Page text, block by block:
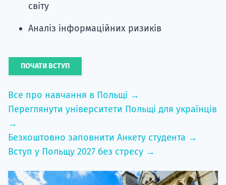
світу
Аналіз інформаційних ризиків
ПОЧАТИ ВСТУП
Все про навчання в Польщі →
Переглянути університети Польщі для українців
→
Безкоштовно заповнити Анкету студента →
Вступ у Польщу 2027 без стресу →